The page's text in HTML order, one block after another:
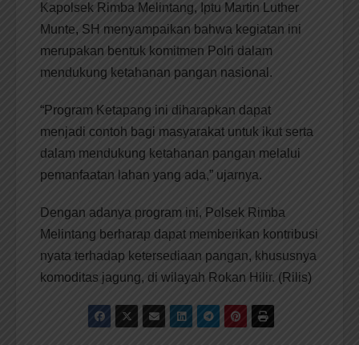
Kapolsek Rimba Melintang, Iptu Martin Luther
Munte, SH menyampaikan bahwa kegiatan ini
merupakan bentuk komitmen Polri dalam
mendukung ketahanan pangan nasional.
“Program Ketapang ini diharapkan dapat
menjadi contoh bagi masyarakat untuk ikut serta
dalam mendukung ketahanan pangan melalui
pemanfaatan lahan yang ada,” ujarnya.
Dengan adanya program ini, Polsek Rimba
Melintang berharap dapat memberikan kontribusi
nyata terhadap ketersediaan pangan, khususnya
komoditas jagung, di wilayah Rokan Hilir. (Rilis)